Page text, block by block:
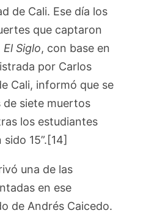
de Cali. Ese día los
que captaron
El Siglo, con base en
por Carlos
Cali, informó que se
siete muertos
los estudiantes
15”.[14]
una de las
en ese
de Andrés Caicedo.